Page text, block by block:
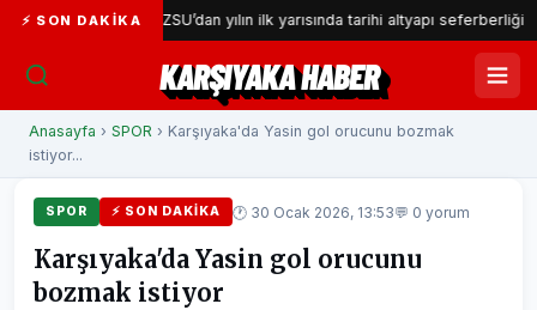
⚡ SON DAKIKAİZSU’dan yılın ilk yarısında tarihi altyapı seferberliği
KARŞIYAKA HABER
Anasayfa › SPOR › Karşıyaka'da Yasin gol orucunu bozmak
istiyor...
SPOR ⚡ SON DAKIKA 🕐 30 Ocak 2026, 13:53💬 0 yorum
Karşıyaka'da Yasin gol orucunu
bozmak istiyor